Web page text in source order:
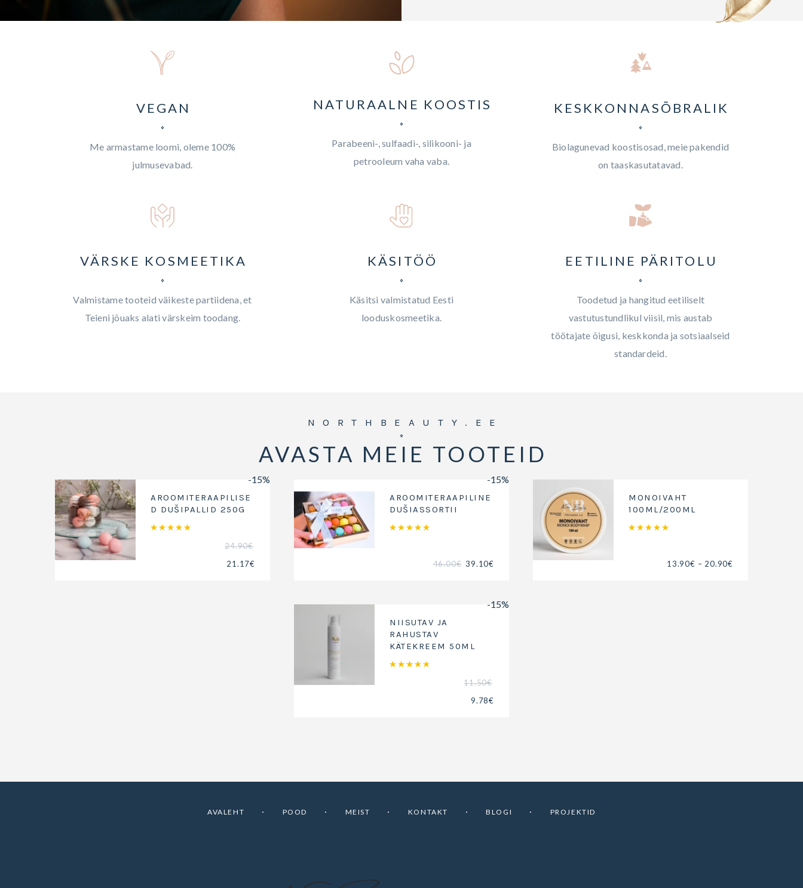
VEGAN
Me armastame loomi, oleme 100%
julmusevabad.
NATURAALNE KOOSTIS
Parabeeni-, sulfaadi-, silikooni- ja
petrooleum vaha vaba.
KESKKONNASÕBRALIK
Biolagunevad koostisosad, meie pakendid
on taaskasutatavad.
VÄRSKE KOSMEETIKA
Valmistame tooteid väikeste partiidena, et
Teieni jõuaks alati värskeim toodang.
KÄSITÖÖ
Käsitsi valmistatud Eesti
looduskosmeetika.
EETILINE PÄRITOLU
Toodetud ja hangitud eetiliselt
vastutustundlikul viisil, mis austab
töötajate õigusi, keskkonda ja sotsiaalseid
standardeid.
NORTHBEAUTY.EE
AVASTA MEIE TOOTEID
-15%
AROOMITERAAPILISE
D DUŠIPALLID 250G
24.90€
21.17€
-15%
AROOMITERAAPILINE
DUŠIASSORTII
46.00€ 39.10€
MONOIVAHT
100ML/200ML
13.90€ – 20.90€
-15%
NIISUTAV JA
RAHUSTAV
KÄTEKREEM 50ML
11.50€
9.78€
AVALEHT POOD MEIST KONTAKT BLOGI PROJEKTID